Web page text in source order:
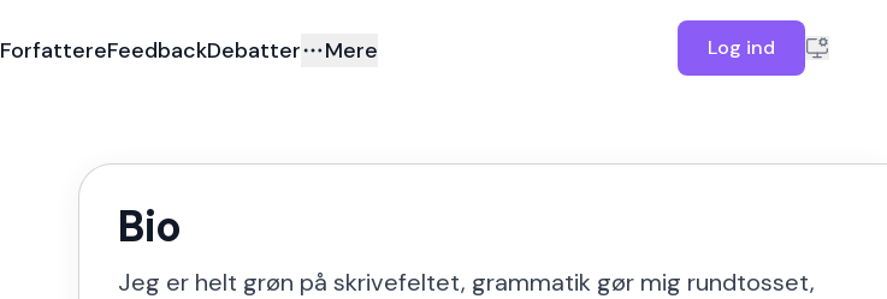
ForfattereFeedbackDebatter Mere Log ind
Bio
Jeg er helt grøn på skrivefeltet, grammatik gør mig rundtosset,